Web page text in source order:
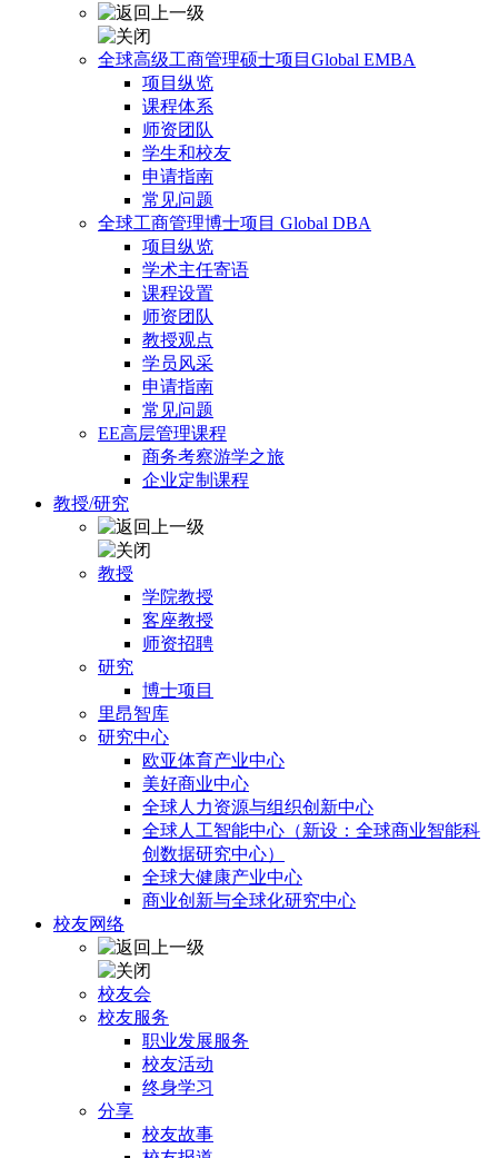
全球高级工商管理硕士项目Global EMBA
项目纵览
课程体系
师资团队
学生和校友
申请指南
常见问题
全球工商管理博士项目 Global DBA
项目纵览
学术主任寄语
课程设置
师资团队
教授观点
学员风采
申请指南
常见问题
EE高层管理课程
商务考察游学之旅
企业定制课程
教授/研究
教授
学院教授
客座教授
师资招聘
研究
博士项目
里昂智库
研究中心
欧亚体育产业中心
美好商业中心
全球人力资源与组织创新中心
全球人工智能中心（新设：全球商业智能科
创数据研究中心）
全球大健康产业中心
商业创新与全球化研究中心
校友网络
校友会
校友服务
职业发展服务
校友活动
终身学习
分享
校友故事